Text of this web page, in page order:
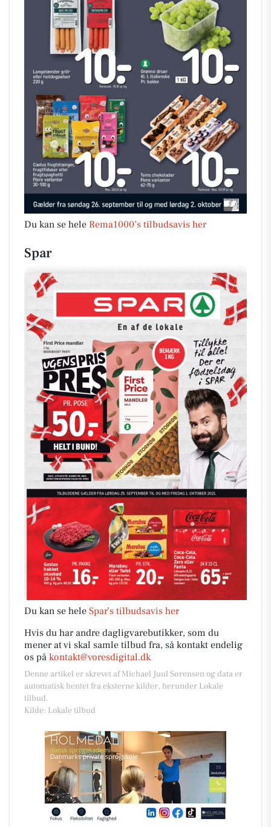
Du kan se hele Rema1000’s tilbudsavis her
Spar
Du kan se hele Spar’s tilbudsavis her
Hvis du har andre dagligvarebutikker, som du
mener at vi skal samle tilbud fra, så kontakt endelig
os på kontakt@voresdigital.dk
Denne artikel er skrevet af Michael Juul Sørensen og data er
automatisk hentet fra eksterne kilder, herunder Lokale
tilbud.
Kilde: Lokale tilbud